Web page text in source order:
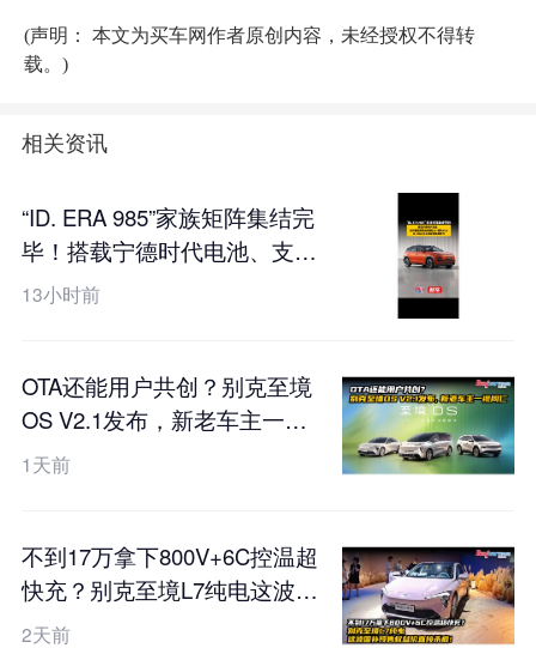
(声明： 本文为买车网作者原创内容，未经授权不得转
载。)
相关资讯
“ID. ERA 985”家族矩阵集结完
毕！搭载宁德时代电池、支持
真端到端全场景L2++城市
13小时前
OTA还能用户共创？别克至境
OS V2.1发布，新老车主一视
同仁
1天前
不到17万拿下800V+6C控温超
快充？别克至境L7纯电这波国
补预售权益价直接杀疯！
2天前